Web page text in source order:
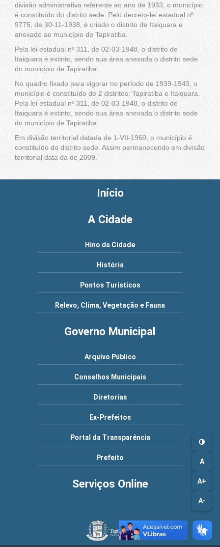
A
A+
A-
divisão administrativa referente ao ano de 1933, o município
é constituído do distrito sede. Pelo decreto-lei estadual nº
9775, de 30-11-1938, é criado o distrito de Itaiquara e
anexado ao município de Tapiratiba.
Pela lei estadual nº 311, de 02-03-1948, o distrito de
Itaiquara é extinto, sendo sua área anexada o distrito sede
do município de Tapiratiba.
No quadro fixado para vigorar no período de 1939-1943, o
município é constituído de 2 distritos: Tapiratiba e Itaiquara.
Pela lei estadual nº 311, de 02-03-1948, o distrito de
Itaiquara é extinto, sendo sua área anexada o distrito sede
do município de Tapiratiba.
Em divisão territorial datada de 1-VII-1960, o município é
constituído do distrito sede. Assim permanecendo em divisão
territorial data da de 2009.
Início
A Cidade
Hino da Cidade
História
Pontos Turísticos
Relevo, Clima, Vegetação e Fauna
Governo Municipal
Arquivo Público
Conselhos Municipais
Diretorias
Ex-Prefeitos
Portal da Transparência
Prefeito
Serviços Online